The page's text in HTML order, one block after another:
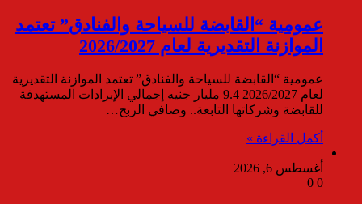
عمومية “القابضة للسياحة والفنادق” تعتمد
الموازنة التقديرية لعام 2026/2027
عمومية “القابضة للسياحة والفنادق” تعتمد الموازنة التقديرية
لعام 2026/2027 9.4 مليار جنيه إجمالي الإيرادات المستهدفة
للقابضة وشركاتها التابعة.. وصافي الربح…
أكمل القراءة »
أغسطس 6, 2026
0